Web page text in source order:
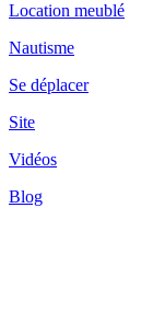
Location meublé
Nautisme
Se déplacer
Site
Vidéos
Blog